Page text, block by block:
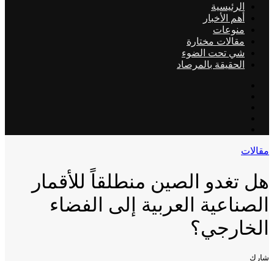
الرئيسية
أهم الأخبار
منوعات
مقالات مختارة
شي تحت الضوء
الحقيقة بالمرصاد
مقالات
هل تغدو الصين منطلقاً للأقمار
الصناعية العربية إلى الفضاء
الخارجي؟
شارك